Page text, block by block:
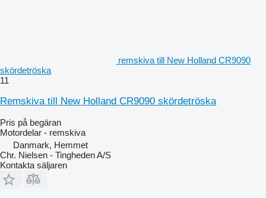
remskiva till New Holland CR9090
skördetröska
11
Remskiva till New Holland CR9090 skördetröska
Pris på begäran
Motordelar - remskiva
Danmark, Hemmet
Chr. Nielsen - Tingheden A/S
Kontakta säljaren